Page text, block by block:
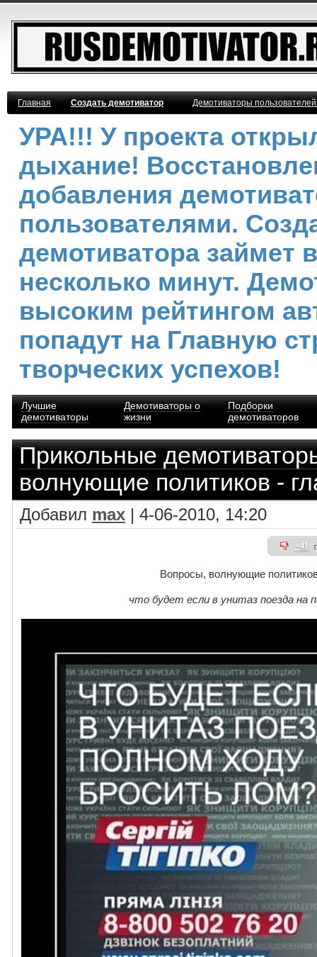
Главная Создать демотиватор Демотиваторы
УРА!!! У проекта
дыхание!
добавления
пользователями.
демотиватора займет
несколько минут.
высоким рейтингом
попадут на Главную
творческих успехов!
Лучшие
демотиваторы
Демотиваторы о
жизни
Подборки
демотиваторов
Прикольные
волнующие политиков -
Добавил max | 4-06-2010, 14:20
+41
Вопросы, волнующие
что будет если в унитаз поезда на